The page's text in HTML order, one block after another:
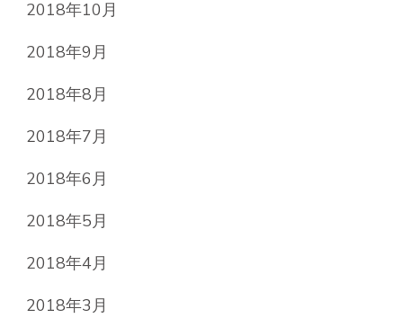
2018年10月
2018年9月
2018年8月
2018年7月
2018年6月
2018年5月
2018年4月
2018年3月